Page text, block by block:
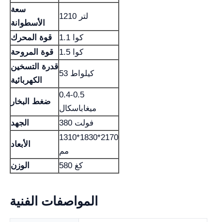
سعة
الأسطوانة
1210 لتر
قوة المحرك
1.1 كوا
قوة المروحة
1.5 كوا
قدرة التسخين
الكهربائية
53 كيلواط
ضغط البخار
0.4-0.5
ميغاباسكال
الجهد
380 فولت
الأبعاد
1310*1830*2170
مم
الوزن
580 كغ
المواصفات الفنية